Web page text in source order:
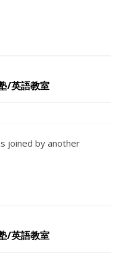
/英語教室
joined by another
/英語教室